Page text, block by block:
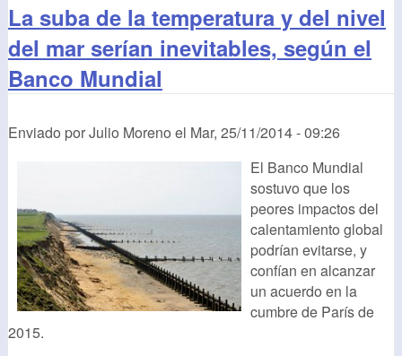
La suba de la temperatura y del nivel
del mar serían inevitables, según el
Banco Mundial
Enviado porJulio Moreno el Mar, 25/11/2014 - 09:26
El Banco Mundial
sostuvo que los
peores impactos del
calentamiento global
podrían evitarse, y
confían en alcanzar
un acuerdo en la
cumbre de París de
2015.